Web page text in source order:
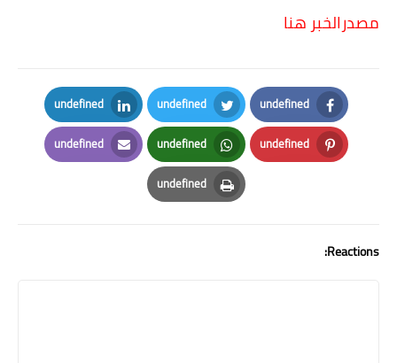
مصدرالخبر هنا
undefined
Facebook
undefined
Twitter
undefined
LinkedIn
undefined
Pinterest
undefined
Whatsapp
undefined
Email
undefined
Print
Reactions: